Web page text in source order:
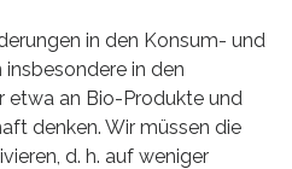
in den Konsum- und
in den
etwa an Bio-Produkte und
denken. Wir müssen die
d. h. auf weniger